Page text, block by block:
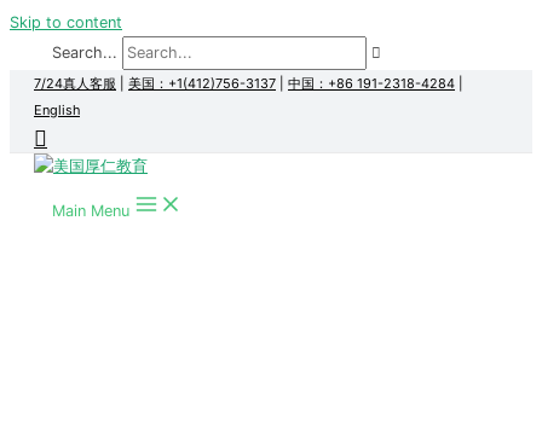
Skip to content
Search...
7/24真人客服 美国：+1(412)756-3137 中国：+86 191-2318-4284
English
Main Menu